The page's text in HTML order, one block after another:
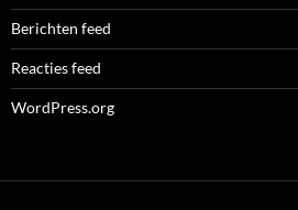
Berichten feed
Reacties feed
WordPress.org